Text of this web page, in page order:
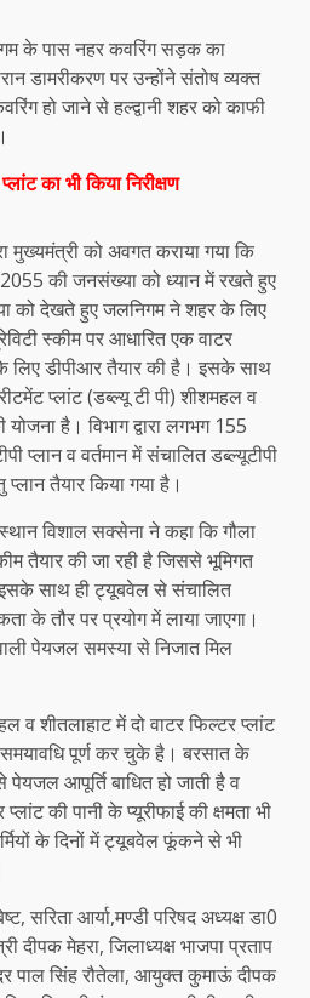
के पास नहर कवरिंग सड़क का
डामरीकरण पर उन्होंने संतोष व्यक्त
हो जाने से हल्द्वानी शहर को काफी
का भी किया निरीक्षण
मुख्यमंत्री को अवगत कराया गया कि
की जनसंख्या को ध्यान में रखते हुए
को देखते हुए जलनिगम ने शहर के लिए
स्कीम पर आधारित एक वाटर
लिए डीपीआर तैयार की है। इसके साथ
प्लांट (डब्ल्यू टी पी) शीशमहल व
है। विभाग द्वारा लगभग 155
प्लान व वर्तमान में संचालित डब्ल्यूटीपी
तैयार किया गया है।
विशाल सक्सेना ने कहा कि गौला
तैयार की जा रही है जिससे भूमिगत
साथ ही ट्यूबवेल से संचालित
के तौर पर प्रयोग में लाया जाएगा।
पेयजल समस्या से निजात मिल
व शीतलाहाट में दो वाटर फिल्टर प्लांट
पूर्ण कर चुके है। बरसात के
आपूर्ति बाधित हो जाती है व
प्लांट की पानी के प्यूरीफाई की क्षमता भी
के दिनों में ट्यूबवेल फूंकने से भी
सरिता आर्या,मण्डी परिषद अध्यक्ष डा0
दीपक मेहरा, जिलाध्यक्ष भाजपा प्रताप
पाल सिंह रौतेला, आयुक्त कुमाऊं दीपक